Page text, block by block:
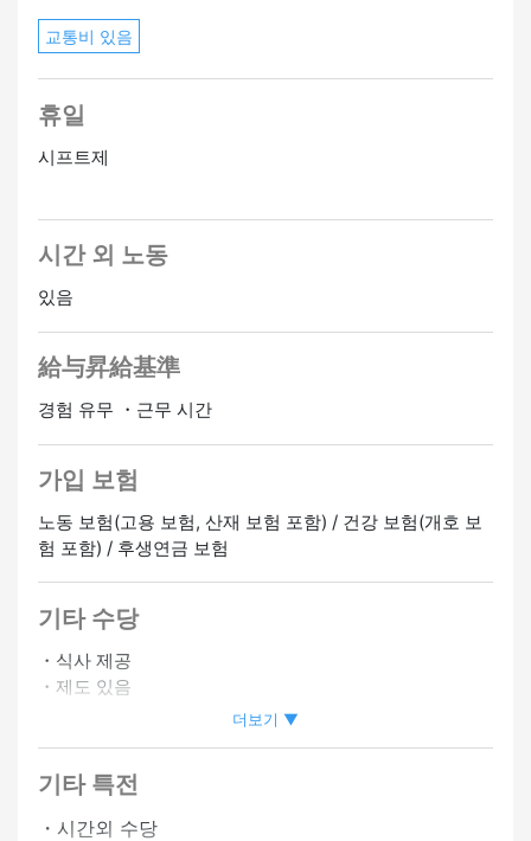
교통비 있음
휴일
시프트제
시간 외 노동
있음
給与昇給基準
경험 유무 ・근무 시간
가입 보험
노동 보험(고용 보험, 산재 보험 포함) / 건강 보험(개호 보
험 포함) / 후생연금 보험
기타 수당
・식사 제공
・제도 있음
더보기 ▼
기타 특전
・시간외 수당